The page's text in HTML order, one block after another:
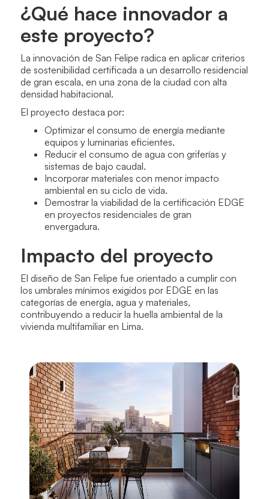
¿Qué hace innovador a
este proyecto?
La innovación de San Felipe radica en aplicar criterios
de sostenibilidad certificada a un desarrollo residencial
de gran escala, en una zona de la ciudad con alta
densidad habitacional.
El proyecto destaca por:
Optimizar el consumo de energía mediante
equipos y luminarias eficientes.
Reducir el consumo de agua con griferías y
sistemas de bajo caudal.
Incorporar materiales con menor impacto
ambiental en su ciclo de vida.
Demostrar la viabilidad de la certificación EDGE
en proyectos residenciales de gran
envergadura.
Impacto del proyecto
El diseño de San Felipe fue orientado a cumplir con
los umbrales mínimos exigidos por EDGE en las
categorías de energía, agua y materiales,
contribuyendo a reducir la huella ambiental de la
vivienda multifamiliar en Lima.